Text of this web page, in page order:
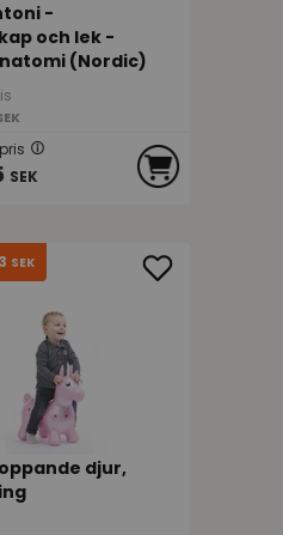
-
och lek -
(Nordic)
SEK
SEK
djur,